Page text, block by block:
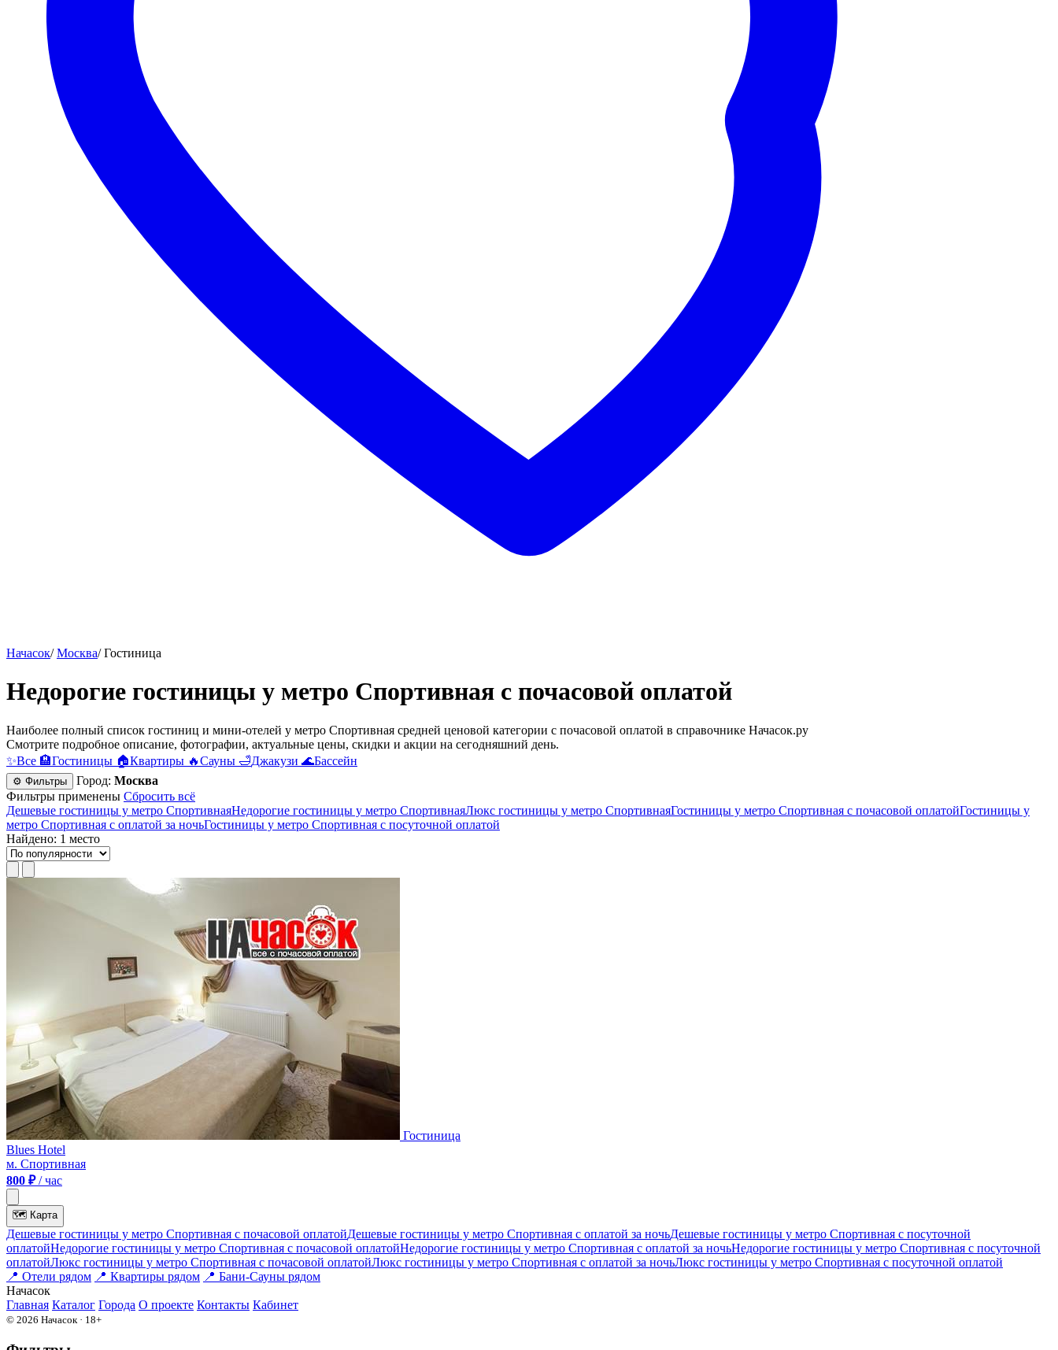
Начасок/ Москва/ Гостиница
Недорогие гостиницы у метро Спортивная c почасовой оплатой
Наиболее полный список гостиниц и мини-отелей у метро Спортивная средней ценовой категории c почасовой оплатой в справочнике Начасок.ру
Смотрите подробное описание, фотографии, актуальные цены, скидки и акции на сегодняшний день.
✨Все 🏨Гостиницы 🏠Квартиры 🔥Сауны 🛁Джакузи 🌊Бассейн
⚙ Фильтры Город: Москва
Фильтры применены Сбросить всё
Дешевые гостиницы у метро СпортивнаяНедорогие гостиницы у метро СпортивнаяЛюкс гостиницы у метро СпортивнаяГостиницы у метро Спортивная c почасовой оплатойГостиницы у
метро Спортивная с оплатой за ночьГостиницы у метро Спортивная c посуточной оплатой
Найдено: 1 место
Гостиница
Blues Hotel
м. Спортивная
800 ₽/ час
🗺 Карта
Дешевые гостиницы у метро Спортивная c почасовой оплатойДешевые гостиницы у метро Спортивная с оплатой за ночьДешевые гостиницы у метро Спортивная c посуточной
оплатойНедорогие гостиницы у метро Спортивная c почасовой оплатойНедорогие гостиницы у метро Спортивная с оплатой за ночьНедорогие гостиницы у метро Спортивная c посуточной
оплатойЛюкс гостиницы у метро Спортивная c почасовой оплатойЛюкс гостиницы у метро Спортивная с оплатой за ночьЛюкс гостиницы у метро Спортивная c посуточной оплатой
📍 Отели рядом 📍 Квартиры рядом 📍 Бани-Сауны рядом
Начасок
Главная Каталог Города О проекте Контакты Кабинет
© 2026 Начасок · 18+